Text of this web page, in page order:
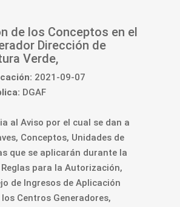
de los Conceptos en el
Dirección de
Verde,
2021-09-07
DGAF
al Aviso por el cual se dan a
Conceptos, Unidades de
que se aplicarán durante la
para la Autorización,
de Ingresos de Aplicación
Centros Generadores,